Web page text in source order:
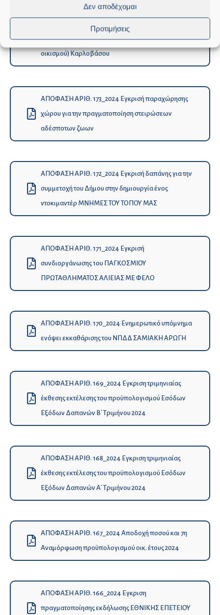
Δεν αποδέχομαι
Προτιμήσεις
ΑΠΟΦΑΣΗ ΑΡΙΘ. 174_2024 Εγκρισή χορήγησης
νέας παροχής ύδρευσης στη θέση ΣΠΗΛΙΕΣ (εκτός
οικισμού) Καρλοβάσου
ΑΠΟΦΑΣΗ ΑΡΙΘ. 173_2024 Εγκρισή παραχώρησης
χώρου για την πραγματοποίηση στειρώσεων
αδέσποτων ζωων
ΑΠΟΦΑΣΗ ΑΡΙΘ. 172_2024 Εγκρισή δαπάνης για την
συμμετοχή του Δήμου στην δημιουργία ένος
ντοκιμαντέρ ΜΝΗΜΕΣ ΤΟΥ ΤΟΠΟΥ ΜΑΣ
ΑΠΟΦΑΣΗ ΑΡΙΘ. 171_2024 Εγκρισή
συνδιοργάνωσης 1ου ΠΑΓΚΟΣΜΙΟΥ
ΠΡΩΤΑΘΛΗΜΑΤΟΣ ΑΛΙΕΙΑΣ ΜΕ ΦΕΛΟ
ΑΠΟΦΑΣΗ ΑΡΙΘ. 170_2024 Ενημερωτικό υπόμνημα
ενόψει εκκαθάρισης του ΝΠΔΔ ΣΑΜΙΑΚΗ ΑΡΩΓΗ
ΑΠΟΦΑΣΗ ΑΡΙΘ. 169_2024 Εγκριση τριμηνιαίας
έκθεσης εκτέλεσης του προϋπολογισμού Εσόδων
Εξόδων Δαπανών Β΄ Τριμήνου 2024
ΑΠΟΦΑΣΗ ΑΡΙΘ. 168_2024 Εγκριση τριμηνιαίας
έκθεσης εκτέλεσης του προϋπολογισμού Εσόδων
Εξόδων Δαπανών Α΄ Τριμήνου 2024
ΑΠΟΦΑΣΗ ΑΡΙΘ. 167_2024 Αποδοχή ποσού και 7η
Αναμόρφωση προϋπολογισμού οικ. έτους 2024
ΑΠΟΦΑΣΗ ΑΡΙΘ. 166_2024 Εγκριση
πραγματοποίησης εκδήλωσης ΕΘΝΙΚΗΣ ΕΠΕΤΕΙΟΥ